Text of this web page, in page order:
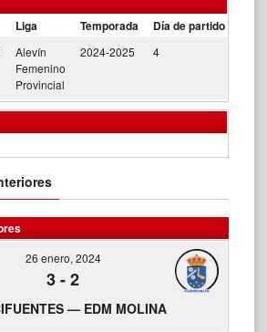
Liga Temporada Día de partido
Alevín
Femenino
Provincial
2024-2025 4
26 enero, 2024
3-2
— EDM MOLINA